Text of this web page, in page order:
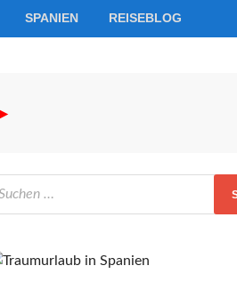
SPANIEN REISEBLOG